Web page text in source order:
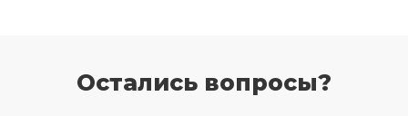
Остались вопросы?